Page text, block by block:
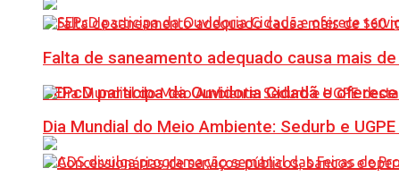
SEPcD participa da Ouvidoria Cidadã e
Falta de saneamento adequado causa mais
Dia Mundial do Meio Ambiente: Sedurb e